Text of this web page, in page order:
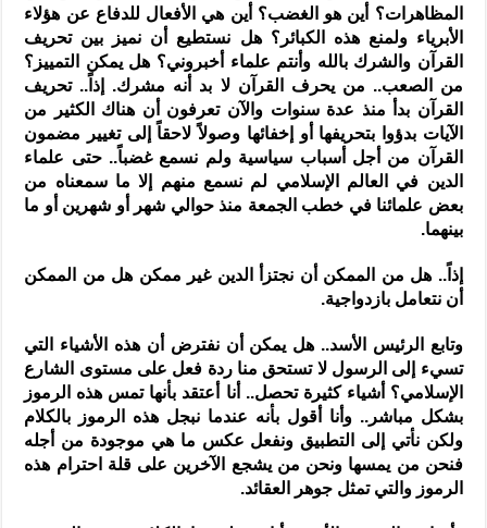
المظاهرات؟ أين هو الغضب؟ أين هي الأفعال للدفاع عن هؤلاء
الأبرياء ولمنع هذه الكبائر؟ هل نستطيع أن نميز بين تحريف
القرآن والشرك بالله وأنتم علماء أخبروني؟ هل يمكن التمييز؟
من الصعب.. من يحرف القرآن لا بد أنه مشرك. إذاً.. تحريف
القرآن بدأ منذ عدة سنوات والآن تعرفون أن هناك الكثير من
الآيات بدؤوا بتحريفها أو إخفائها وصولاً لاحقاً إلى تغيير مضمون
القرآن من أجل أسباب سياسية ولم نسمع غضباً.. حتى علماء
الدين في العالم الإسلامي لم نسمع منهم إلا ما سمعناه من
بعض علمائنا في خطب الجمعة منذ حوالي شهر أو شهرين أو ما
بينهما.
إذاً.. هل من الممكن أن نجتزأ الدين غير ممكن هل من الممكن
أن نتعامل بازدواجية.
وتابع الرئيس الأسد.. هل يمكن أن نفترض أن هذه الأشياء التي
تسيء إلى الرسول لا تستحق منا ردة فعل على مستوى الشارع
الإسلامي؟ أشياء كثيرة تحصل.. أنا أعتقد بأنها تمس هذه الرموز
بشكل مباشر.. وأنا أقول بأنه عندما نبجل هذه الرموز بالكلام
ولكن نأتي إلى التطبيق ونفعل عكس ما هي موجودة من أجله
فنحن من يمسها ونحن من يشجع الآخرين على قلة احترام هذه
الرموز والتي تمثل جوهر العقائد.